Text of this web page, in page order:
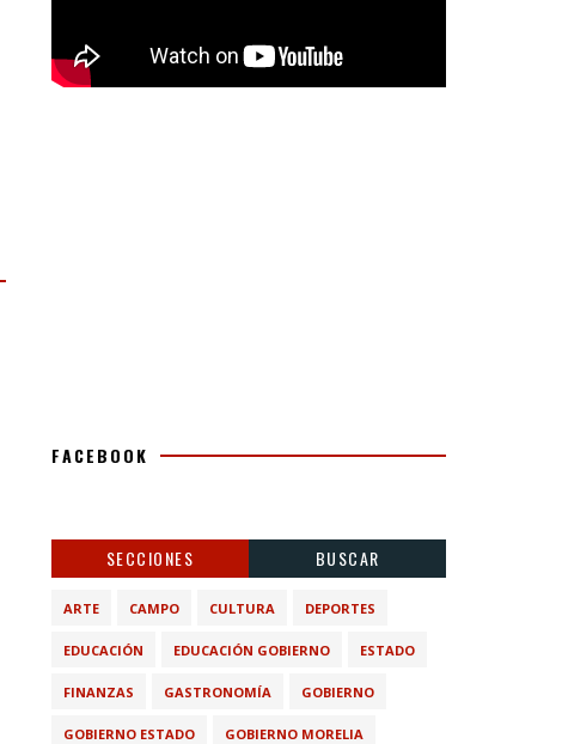
FACEBOOK
SECCIONES BUSCAR
ARTE CAMPO CULTURA DEPORTES
EDUCACIÓN EDUCACIÓN GOBIERNO ESTADO
FINANZAS GASTRONOMÍA GOBIERNO
GOBIERNO ESTADO GOBIERNO MORELIA